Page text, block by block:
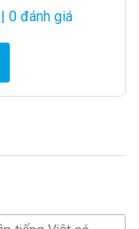
| 0 đánh giá